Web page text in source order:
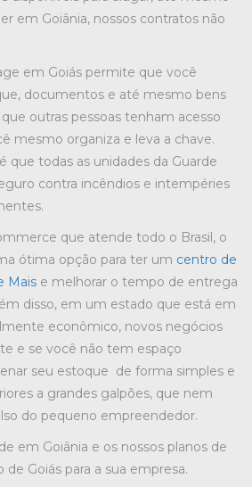
em Goiânia, nossos contratos não
em Goiás permite que você
documentos e até mesmo bens
outras pessoas tenham acesso
mesmo organiza e leva a chave.
que todas as unidades da Guarde
contra incêndios e intempéries
que atende todo o Brasil, o
ótima opção para ter um centro de
Mais e melhorar o tempo de entrega
disso, em um estado que está em
econômico, novos negócios
e se você não tem espaço
seu estoque de forma simples e
a grandes galpões, que nem
do pequeno empreendedor.
em Goiânia e os nossos planos de
Goiás para a sua empresa.